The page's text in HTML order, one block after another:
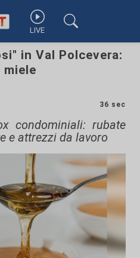
LIVE
in Val Polcevera:
miele
36 sec
condominiali: rubate
e attrezzi da lavoro